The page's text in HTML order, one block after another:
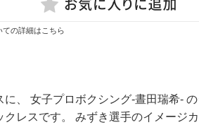
ての詳細はこちら
、 女子プロボクシング-晝田瑞希-
レスです。 みずき選手のイメージ